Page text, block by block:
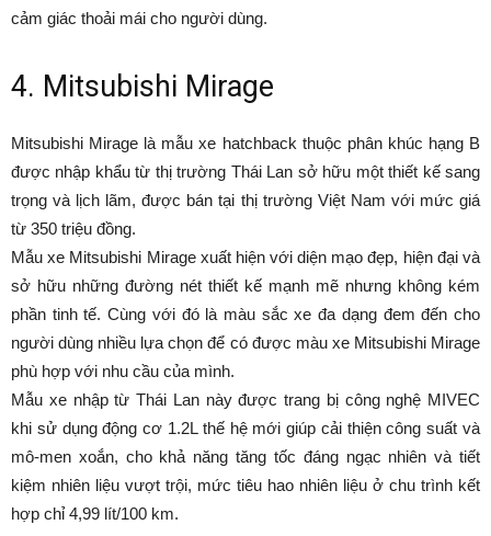
cảm giác thoải mái cho người dùng.
4. Mitsubishi Mirage
Mitsubishi Mirage là mẫu xe hatchback thuộc phân khúc hạng B
được nhập khẩu từ thị trường Thái Lan sở hữu một thiết kế sang
trọng và lịch lãm, được bán tại thị trường Việt Nam với mức giá
từ 350 triệu đồng.
Mẫu xe Mitsubishi Mirage xuất hiện với diện mạo đẹp, hiện đại và
sở hữu những đường nét thiết kế mạnh mẽ nhưng không kém
phần tinh tế. Cùng với đó là màu sắc xe đa dạng đem đến cho
người dùng nhiều lựa chọn để có được màu xe Mitsubishi Mirage
phù hợp với nhu cầu của mình.
Mẫu xe nhập từ Thái Lan này được trang bị công nghệ MIVEC
khi sử dụng động cơ 1.2L thế hệ mới giúp cải thiện công suất và
mô-men xoắn, cho khả năng tăng tốc đáng ngạc nhiên và tiết
kiệm nhiên liệu vượt trội, mức tiêu hao nhiên liệu ở chu trình kết
hợp chỉ 4,99 lít/100 km.